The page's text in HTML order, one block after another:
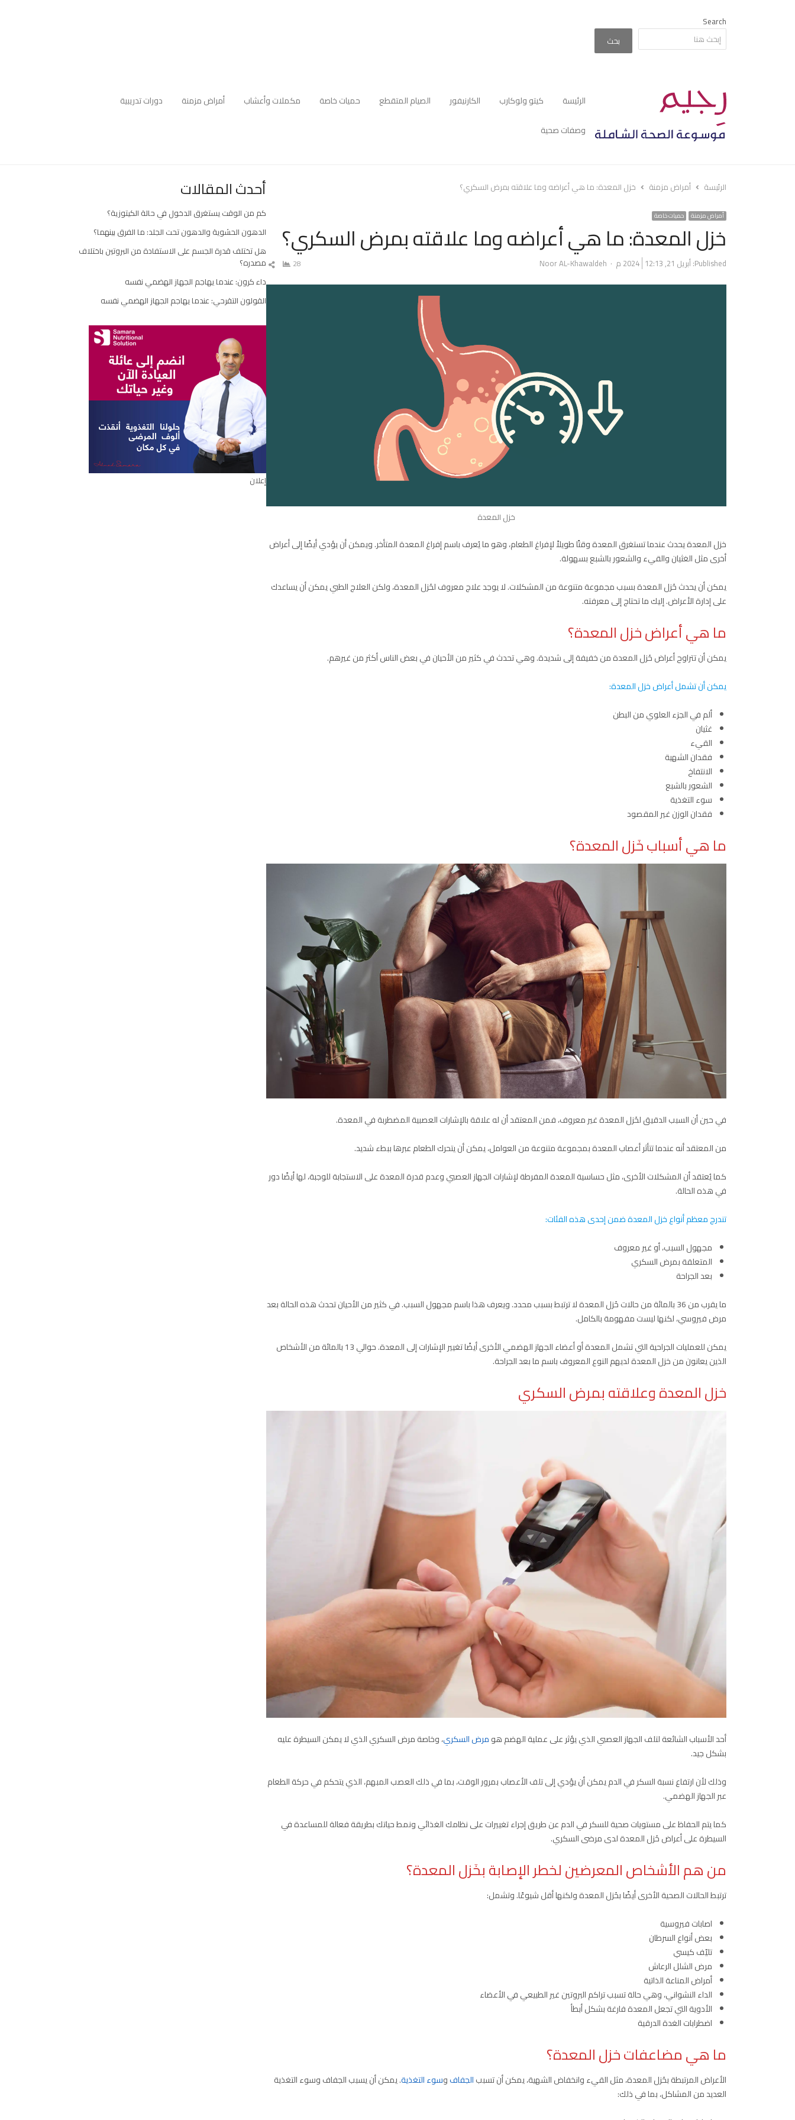
Search
بحث
الرئيسة كيتو ولوكارب الكارنيفور الصيام المتقطع حميات خاصة مكملات وأعشاب أمراض مزمنة
دورات تدريبية
وصفات صحية
الرئيسة أمراض مزمنة خزل المعدة: ما هي أعراضه وما علاقته بمرض السكري؟
أمراض مزمنة حميات خاصة
خزل المعدة: ما هي أعراضه وما علاقته بمرض السكري؟
Published: أبريل 21, 2024 12:13 م Author
Noor AL-Khawaldeh
28
شارك
المقال
خزل المعدة
خزل المعدة يحدث عندما تستغرق المعدة وقتًا طويلاً لإفراغ الطعام، وهو ما يُعرف باسم إفراغ المعدة المتأخر. ويمكن أن يؤدي أيضًا إلى أعراض
أخرى مثل الغثيان والقيء والشعور بالشبع بسهولة.
يمكن أن يحدث خَزل المعدة بسبب مجموعة متنوعة من المشكلات. لا يوجد علاج معروف لخَزل المعدة، ولكن العلاج الطبي يمكن أن يساعدك
على إدارة الأعراض. إليك ما تحتاج إلى معرفته.
ما هي أعراض خزل المعدة؟
يمكن أن تتراوح أعراض خَزل المعدة من خفيفة إلى شديدة. وهي تحدث في كثير من الأحيان في بعض الناس أكثر من غيرهم.
يمكن أن تشمل أعراض خزل المعدة:
ألم في الجزء العلوي من البطن
غثيان
القيء
فقدان الشهية
الانتفاخ
الشعور بالشبع
سوء التغذية
فقدان الوزن غير المقصود
ما هي أسباب خَزل المعدة؟
في حين أن السبب الدقيق لخَزل المعدة غير معروف، فمن المعتقد أن له علاقة بالإشارات العصبية المضطربة في المعدة.
من المعتقد أنه عندما تتأثر أعصاب المعدة بمجموعة متنوعة من العوامل، يمكن أن يتحرك الطعام عبرها ببطء شديد.
كما يُعتقد أن المشكلات الأخرى، مثل حساسية المعدة المفرطة لإشارات الجهاز العصبي وعدم قدرة المعدة على الاستجابة للوجبة، لها أيضًا دور
في هذه الحالة.
تندرج معظم أنواع خزل المعدة ضمن إحدى هذه الفئات:
مجهول السبب، أو غير معروف
المتعلقة بمرض السكري
بعد الجراحة
ما يقرب من 36 بالمائة من حالات خَزل المعدة لا ترتبط بسبب محدد. ويعرف هذا باسم مجهول السبب. في كثير من الأحيان تحدث هذه الحالة بعد
مرض فيروسي، لكنها ليست مفهومة بالكامل.
يمكن للعمليات الجراحية التي تشمل المعدة أو أعضاء الجهاز الهضمي الأخرى أيضًا تغيير الإشارات إلى المعدة. حوالي 13 بالمائة من الأشخاص
الذين يعانون من خزل المعدة لديهم النوع المعروف باسم ما بعد الجراحة.
خزل المعدة وعلاقته بمرض السكري
أحد الأسباب الشائعة لتلف الجهاز العصبي الذي يؤثر على عملية الهضم هومرض السكري، وخاصة مرض السكري الذي لا يمكن السيطرة عليه
بشكل جيد.
وذلك لأن ارتفاع نسبة السكر في الدم يمكن أن يؤدي إلى تلف الأعصاب بمرور الوقت، بما في ذلك العصب المبهم، الذي يتحكم في حركة الطعام
عبر الجهاز الهضمي.
كما يتم الحفاظ على مستويات صحية للسكر في الدم عن طريق إجراء تغييرات على نظامك الغذائي ونمط حياتك بطريقة فعالة للمساعدة في
السيطرة على أعراض خَزل المعدة لدى مرضى السكري.
من هم الأشخاص المعرضين لخطر الإصابة بخَزل المعدة؟
ترتبط الحالات الصحية الأخرى أيضًا بخَزل المعدة ولكنها أقل شيوعًا. وتشمل:
اصابات فيروسية
بعض أنواع السرطان
تليّف كيسي
مرض الشلل الرعاش
أمراض المناعة الذاتية
الداء النشواني، وهي حالة تسبب تراكم البروتين غير الطبيعي في الأعضاء
الأدوية التي تجعل المعدة فارغة بشكل أبطأ
اضطرابات الغدة الدرقية
ما هي مضاعفات خزل المعدة؟
الأعراض المرتبطة بخَزل المعدة، مثل القيء وانخفاض الشهية، يمكن أن تسببالجفافوسوء التغذية. يمكن أن يسبب الجفاف وسوء التغذية
العديد من المشاكل، بما في ذلك:
أحدث المقالات
كم من الوقت يستغرق الدخول في حالة الكيتوزية؟
الدهون الحشوية والدهون تحت الجلد: ما الفرق بينهما؟
هل تختلف قدرة الجسم على الاستفادة من البروتين باختلاف
مصدره؟
داء كرون: عندما يهاجم الجهاز الهضمي نفسه
القولون التقرحي: عندما يهاجم الجهاز الهضمي نفسه
إعلان